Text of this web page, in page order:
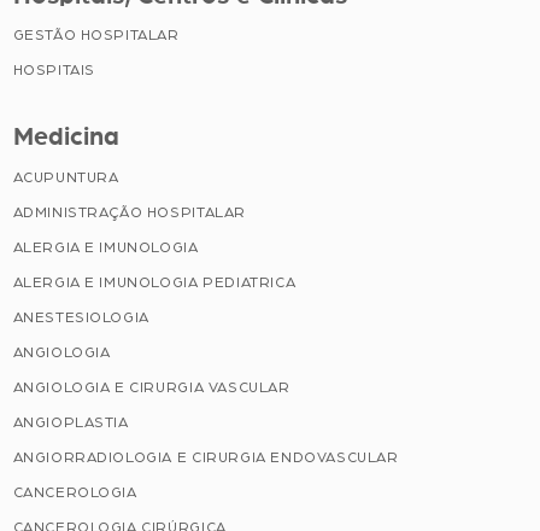
GESTÃO HOSPITALAR
HOSPITAIS
Medicina
ACUPUNTURA
ADMINISTRAÇÃO HOSPITALAR
ALERGIA E IMUNOLOGIA
ALERGIA E IMUNOLOGIA PEDIATRICA
ANESTESIOLOGIA
ANGIOLOGIA
ANGIOLOGIA E CIRURGIA VASCULAR
ANGIOPLASTIA
ANGIORRADIOLOGIA E CIRURGIA ENDOVASCULAR
CANCEROLOGIA
CANCEROLOGIA CIRÚRGICA